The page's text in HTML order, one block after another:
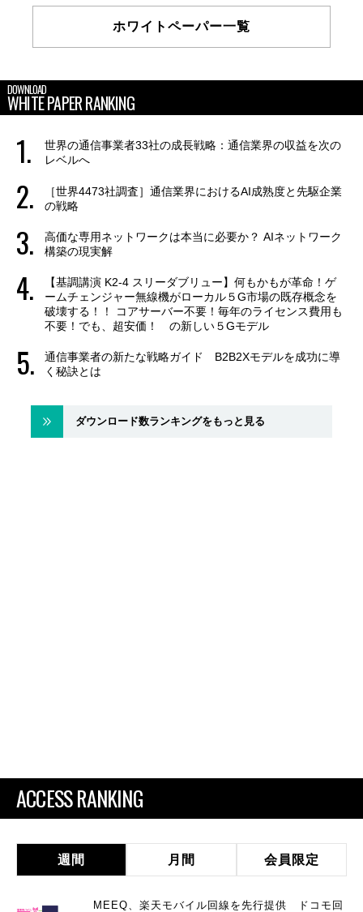
ホワイトペーパー一覧
DOWNLOAD
WHITE PAPER RANKING
世界の通信事業者33社の成長戦略：通信業界の収益を次の
レベルへ
［世界4473社調査］通信業界におけるAI成熟度と先駆企業
の戦略
高価な専用ネットワークは本当に必要か？ AIネットワーク
構築の現実解
【基調講演 K2-4 スリーダブリュー】何もかもが革命！ゲ
ームチェンジャー無線機がローカル５G市場の既存概念を
破壊する！！ コアサーバー不要！毎年のライセンス費用も
不要！でも、超安価！ の新しい５Gモデル
通信事業者の新たな戦略ガイド B2B2Xモデルを成功に導
く秘訣とは
ダウンロード数ランキングをもっと見る
ACCESS RANKING
週間 月間 会員限定
MEEQ、楽天モバイル回線を先行提供 ドコモ回